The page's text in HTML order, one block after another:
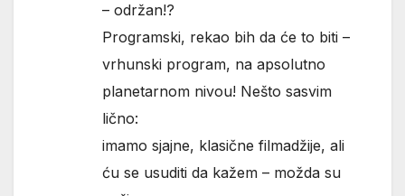
– održan!?
Programski, rekao bih da će to biti –
vrhunski program, na apsolutno
planetarnom nivou! Nešto sasvim
lično:
imamo sjajne, klasične filmadžije, ali
ću se usuditi da kažem – možda su